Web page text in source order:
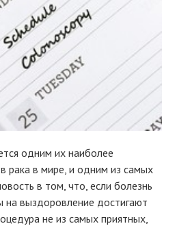
одним их наиболее
рака в мире, и одним из самых
в том, что, если болезнь
на выздоровление достигают
не из самых приятных,